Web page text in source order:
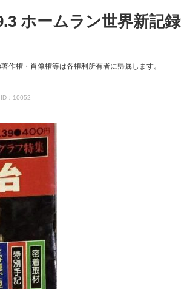
ホームラン世界新記
作権・肖像権等は各権利所有者に帰属します。
ID：10052